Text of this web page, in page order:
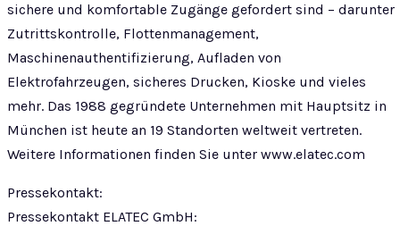
sichere und komfortable Zugänge gefordert sind – darunter
Zutrittskontrolle, Flottenmanagement,
Maschinenauthentifizierung, Aufladen von
Elektrofahrzeugen, sicheres Drucken, Kioske und vieles
mehr. Das 1988 gegründete Unternehmen mit Hauptsitz in
München ist heute an 19 Standorten weltweit vertreten.
Weitere Informationen finden Sie unter www.elatec.com
Pressekontakt:
Pressekontakt ELATEC GmbH: